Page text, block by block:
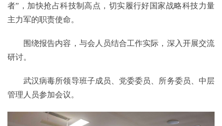
者”，加快抢占科技制高点，切实履行好国家战略科技力量
主力军的职责使命。
围绕报告内容，与会人员结合工作实际，深入开展交流
研讨。
武汉病毒所领导班子成员、党委委员、所务委员、中层
管理人员参加会议。